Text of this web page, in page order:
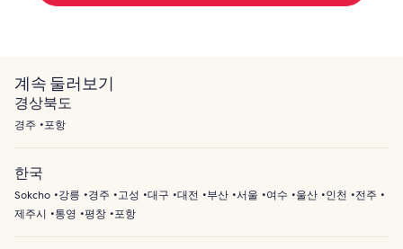
계속 둘러보기
경상북도
경주 포항
한국
Sokcho 강릉 경주 고성 대구 대전 부산 서울 여수 울산 인천
전주
제주시
통영 평창 포항